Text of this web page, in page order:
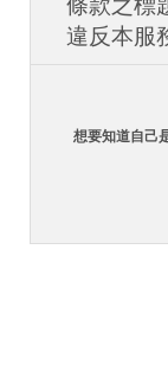
條款之標
違反本服
想要知道自己